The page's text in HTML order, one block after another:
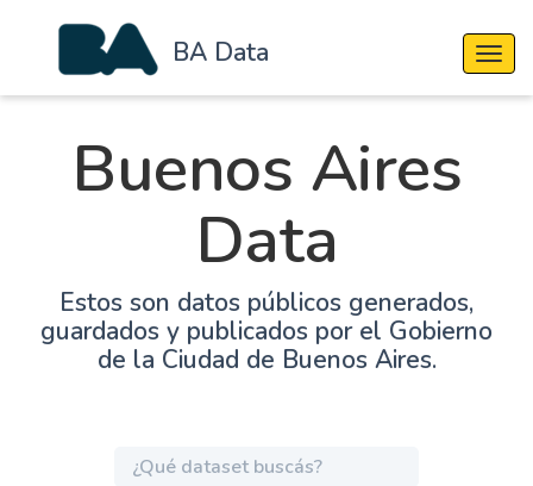
BA Data
Buenos Aires
Data
Estos son datos públicos generados,
guardados y publicados por el Gobierno
de la Ciudad de Buenos Aires.